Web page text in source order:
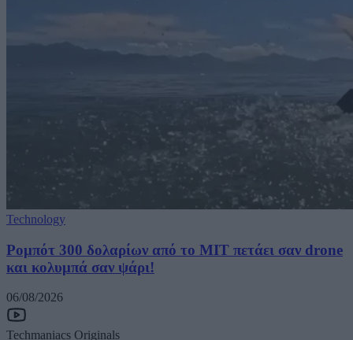
Technology
Ρομπότ 300 δολαρίων από το MIT πετάει σαν drone
και κολυμπά σαν ψάρι!
06/08/2026
Techmaniacs Originals